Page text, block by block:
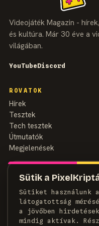
Sütik a
Sütiket használunk
látogatottság
a jövőben
mindig aktívak.
Videojáték Magazin -
és kultúra. Már 30 éve a
világában.
YouTubeDiscord
ROVATOK
Hírek
Tesztek
Tech tesztek
Útmutatók
Megjelenések
MAGAZIN
Szerzők
Médiaajánlat
Kapcsolat